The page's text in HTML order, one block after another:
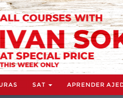
SAT APRENDER